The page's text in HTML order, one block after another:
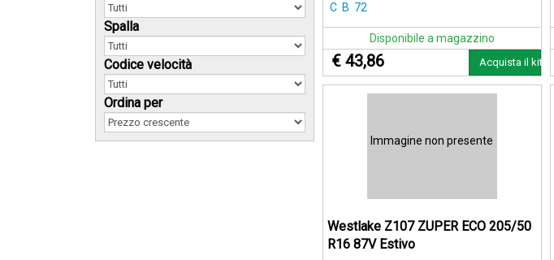
Spalla
Codice velocità
Ordina per
C B 72
Disponibile a magazzino
€ 43,86 Acquista il kit
Immagine non presente
Westlake Z107 ZUPER ECO 205/50
R16 87V Estivo